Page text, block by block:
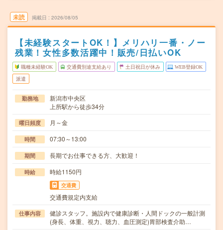
未読 掲載日 2026/08/05
【未経験スタートOK！】メリハリ一番・ノー
残業！女性多数活躍中！販売/日払いOK
職種未経験OK 交通費別途支給あり 土日祝日が休み WEB登録OK
派遣
勤務地
新潟市中央区
上所駅から徒歩34分
曜日頻度 月～金
時間 07:30～13:00
期間 長期でお仕事できる方、大歓迎！
時給 時給1150円
交通費
交通費規定内支給
仕事内容
健診スタッフ。施設内で健康診断・人間ドックの一般計測
(身長、体重、視力、聴力、血圧測定)胃部検査介助…